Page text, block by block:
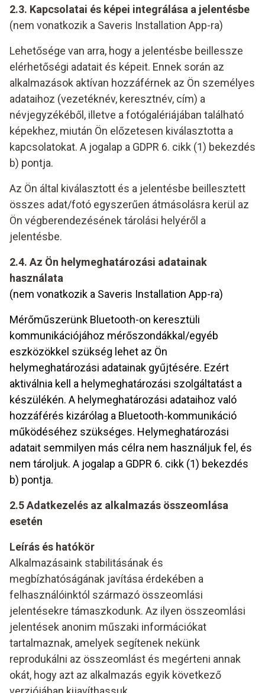
2.3. Kapcsolatai és képei integrálása a jelentésbe
(nem vonatkozik a Saveris Installation App-ra)
Lehetősége van arra, hogy a jelentésbe beillessze
elérhetőségi adatait és képeit. Ennek során az
alkalmazások aktívan hozzáférnek az Ön személyes
adataihoz (vezetéknév, keresztnév, cím) a
névjegyzékéből, illetve a fotógalériájában található
képekhez, miután Ön előzetesen kiválasztotta a
kapcsolatokat. A jogalap a GDPR 6. cikk (1) bekezdés
b) pontja.
Az Ön által kiválasztott és a jelentésbe beillesztett
összes adat/fotó egyszerűen átmásolásra kerül az
Ön végberendezésének tárolási helyéről a
jelentésbe.
2.4. Az Ön helymeghatározási adatainak
használata
(nem vonatkozik a Saveris Installation App-ra)
Mérőműszerünk Bluetooth-on keresztüli
kommunikációjához mérőszondákkal/egyéb
eszközökkel szükség lehet az Ön
helymeghatározási adatainak gyűjtésére. Ezért
aktiválnia kell a helymeghatározási szolgáltatást a
készülékén. A helymeghatározási adataihoz való
hozzáférés kizárólag a Bluetooth-kommunikáció
működéséhez szükséges. Helymeghatározási
adatait semmilyen más célra nem használjuk fel, és
nem tároljuk. A jogalap a GDPR 6. cikk (1) bekezdés
b) pontja.
2.5 Adatkezelés az alkalmazás összeomlása
esetén
Leírás és hatókör
Alkalmazásaink stabilitásának és
megbízhatóságának javítása érdekében a
felhasználóinktól származó összeomlási
jelentésekre támaszkodunk. Az ilyen összeomlási
jelentések anonim műszaki információkat
tartalmaznak, amelyek segítenek nekünk
reprodukálni az összeomlást és megérteni annak
okát, hogy azt az alkalmazás egyik következő